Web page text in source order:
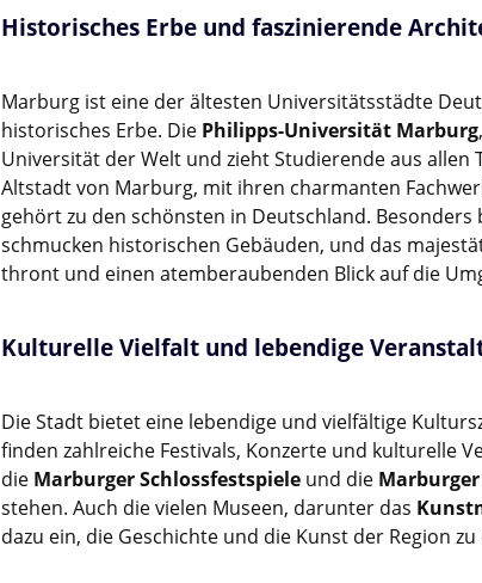
Historisches Erbe und faszinierende
Marburg ist eine der ältesten Universitätsstädte
historisches Erbe. Die Philipps-Universität Marburg
Universität der Welt und zieht Studierende aus
Altstadt von Marburg, mit ihren charmanten
gehört zu den schönsten in Deutschland.
schmucken historischen Gebäuden, und das
thront und einen atemberaubenden Blick auf die
Kulturelle Vielfalt und lebendige
Die Stadt bietet eine lebendige und vielfältige
finden zahlreiche Festivals, Konzerte und kulturelle
die Marburger Schlossfestspiele und die
stehen. Auch die vielen Museen, darunter das
dazu ein, die Geschichte und die Kunst der Region